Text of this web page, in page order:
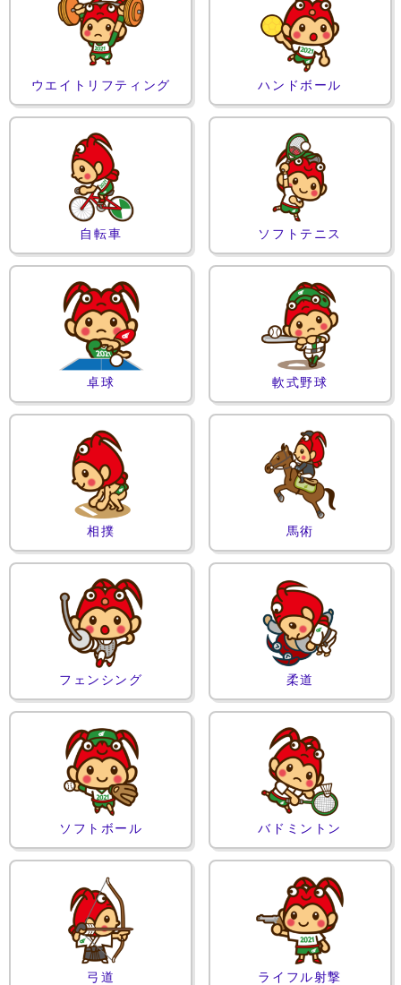
ウエイトリフティング ハンドボール
自転車 ソフトテニス
卓球 軟式野球
相撲 馬術
フェンシング 柔道
ソフトボール バドミントン
弓道 ライフル射撃